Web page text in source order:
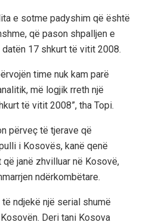
e sotme padyshim që është
që pason shpalljen e
17 shkurt të vitit 2008.
time nuk kam parë
më logjik rreth një
të vitit 2008”, tha Topi.
përveç të tjerave që
i Kosovës, kanë qenë
janë zhvilluar në Kosovë,
ndërkombëtare.
të ndjekë një serial shumë
Deri tani Kosova